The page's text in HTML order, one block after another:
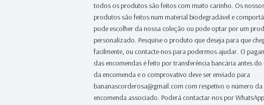
todos os produtos são feitos com muito carinho. Os
produtos são feitos num material biodegradável e
pode escolher da nossa coleção ou pode optar por um
personalizado. Pesquise o produto que deseja para que
facilmente, ou contacte-nos para podermos ajudar. O
das encomendas é feito por transferência bancária antes do
da encomenda e o comprovativo deve ser enviado para
bananascorderosa@gmail.com com respetivo o número da
encomenda associado. Poderá contactar-nos por